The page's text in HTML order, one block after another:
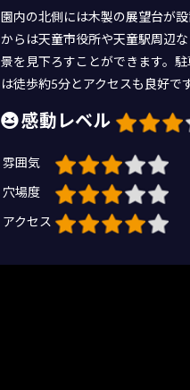
園内の北側には木製の展望台が
からは天童市役所や天童駅周辺
景を見下ろすことができます。
は徒歩約5分とアクセスも良好です
感動レベル
雰囲気
穴場度
アクセス